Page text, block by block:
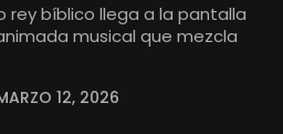
rey bíblico llega a la pantalla
musical que mezcla
12, 2026